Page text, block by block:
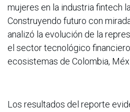
mujeres en la industria fintech
Construyendo futuro con
analizó la evolución de la
el sector tecnológico
ecosistemas de Colombia,
Los resultados del reporte